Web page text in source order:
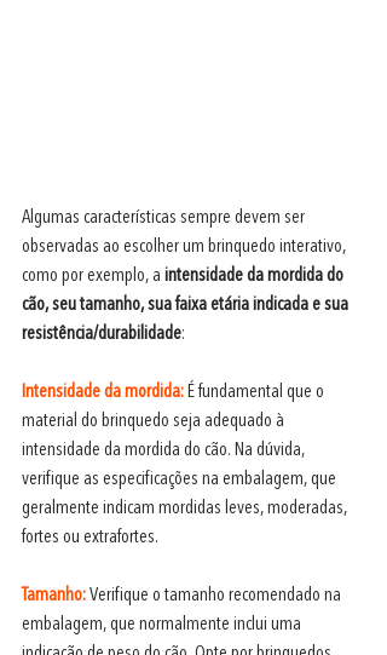
Algumas características sempre devem ser
observadas ao escolher um brinquedo interativo,
como por exemplo, a intensidade da mordida do
cão, seu tamanho, sua faixa etária indicada e sua
resistência/durabilidade:
Intensidade da mordida: É fundamental que o
material do brinquedo seja adequado à
intensidade da mordida do cão. Na dúvida,
verifique as especificações na embalagem, que
geralmente indicam mordidas leves, moderadas,
fortes ou extrafortes.
Tamanho: Verifique o tamanho recomendado na
embalagem, que normalmente inclui uma